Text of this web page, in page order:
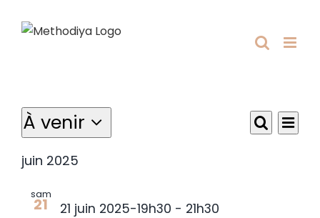
Évènements
de
Liste
À venir
Sélectionnez
une
juin 2025
sam
21
21 juin 2025-19h30 - 21h30